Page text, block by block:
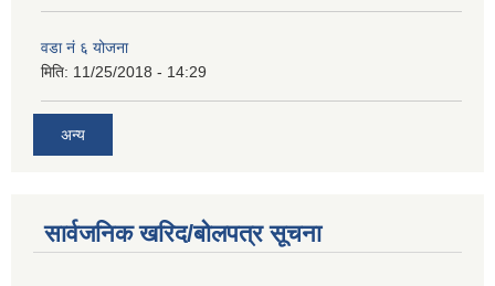
वडा नं ६ योजना
मिति: 11/25/2018 - 14:29
अन्य
सार्वजनिक खरिद/बोलपत्र सूचना